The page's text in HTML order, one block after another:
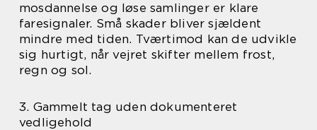
mosdannelse og løse samlinger er klare
faresignaler. Små skader bliver sjældent
mindre med tiden. Tværtimod kan de udvikle
sig hurtigt, når vejret skifter mellem frost,
regn og sol.
3. Gammelt tag uden dokumenteret
vedligehold